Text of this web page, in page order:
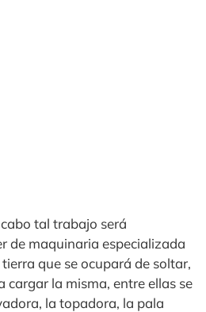
tal trabajo será
de maquinaria especializada
que se ocupará de soltar,
cargar la misma, entre ellas se
la topadora, la pala